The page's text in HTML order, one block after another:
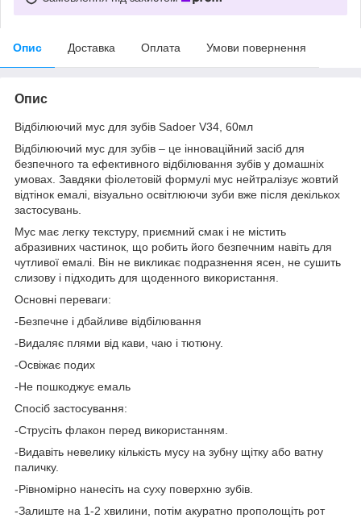
Опис Доставка Оплата Умови повернення
Опис
Відбілюючий мус для зубів Sadoer V34, 60мл
Відбілюючий мус для зубів – це інноваційний засіб для
безпечного та ефективного відбілювання зубів у домашніх
умовах. Завдяки фіолетовій формулі мус нейтралізує жовтий
відтінок емалі, візуально освітлюючи зуби вже після декількох
застосувань.
Мус має легку текстуру, приємний смак і не містить
абразивних частинок, що робить його безпечним навіть для
чутливої емалі. Він не викликає подразнення ясен, не сушить
слизову і підходить для щоденного використання.
Основні переваги:
-Безпечне і дбайливе відбілювання
-Видаляє плями від кави, чаю і тютюну.
-Освіжає подих
-Не пошкоджує емаль
Спосіб застосування:
-Струсіть флакон перед використанням.
-Видавіть невелику кількість мусу на зубну щітку або ватну
паличку.
-Рівномірно нанесіть на суху поверхню зубів.
-Залиште на 1-2 хвилини, потім акуратно прополощіть рот